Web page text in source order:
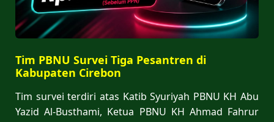
Tim PBNU Survei Tiga Pesantren di
Kabupaten Cirebon
Tim survei terdiri atas Katib Syuriyah PBNU KH Abu
Yazid Al-Busthami, Ketua PBNU KH Ahmad Fahrur